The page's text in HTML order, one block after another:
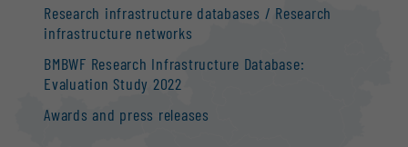
Research infrastructure databases / Research
infrastructure networks
BMBWF Research Infrastructure Database:
Evaluation Study 2022
Awards and press releases